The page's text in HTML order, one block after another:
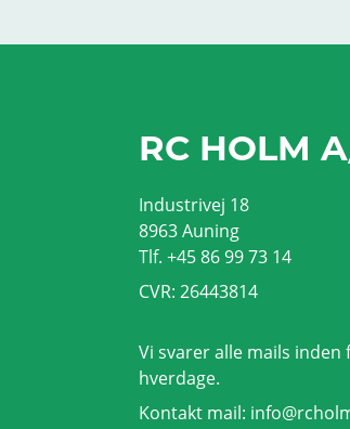
RC HOLM
Industrivej 18
8963 Auning
Tlf. +45 86 99 73 14
CVR: 26443814
Vi svarer alle mails inden
hverdage.
Kontakt mail: